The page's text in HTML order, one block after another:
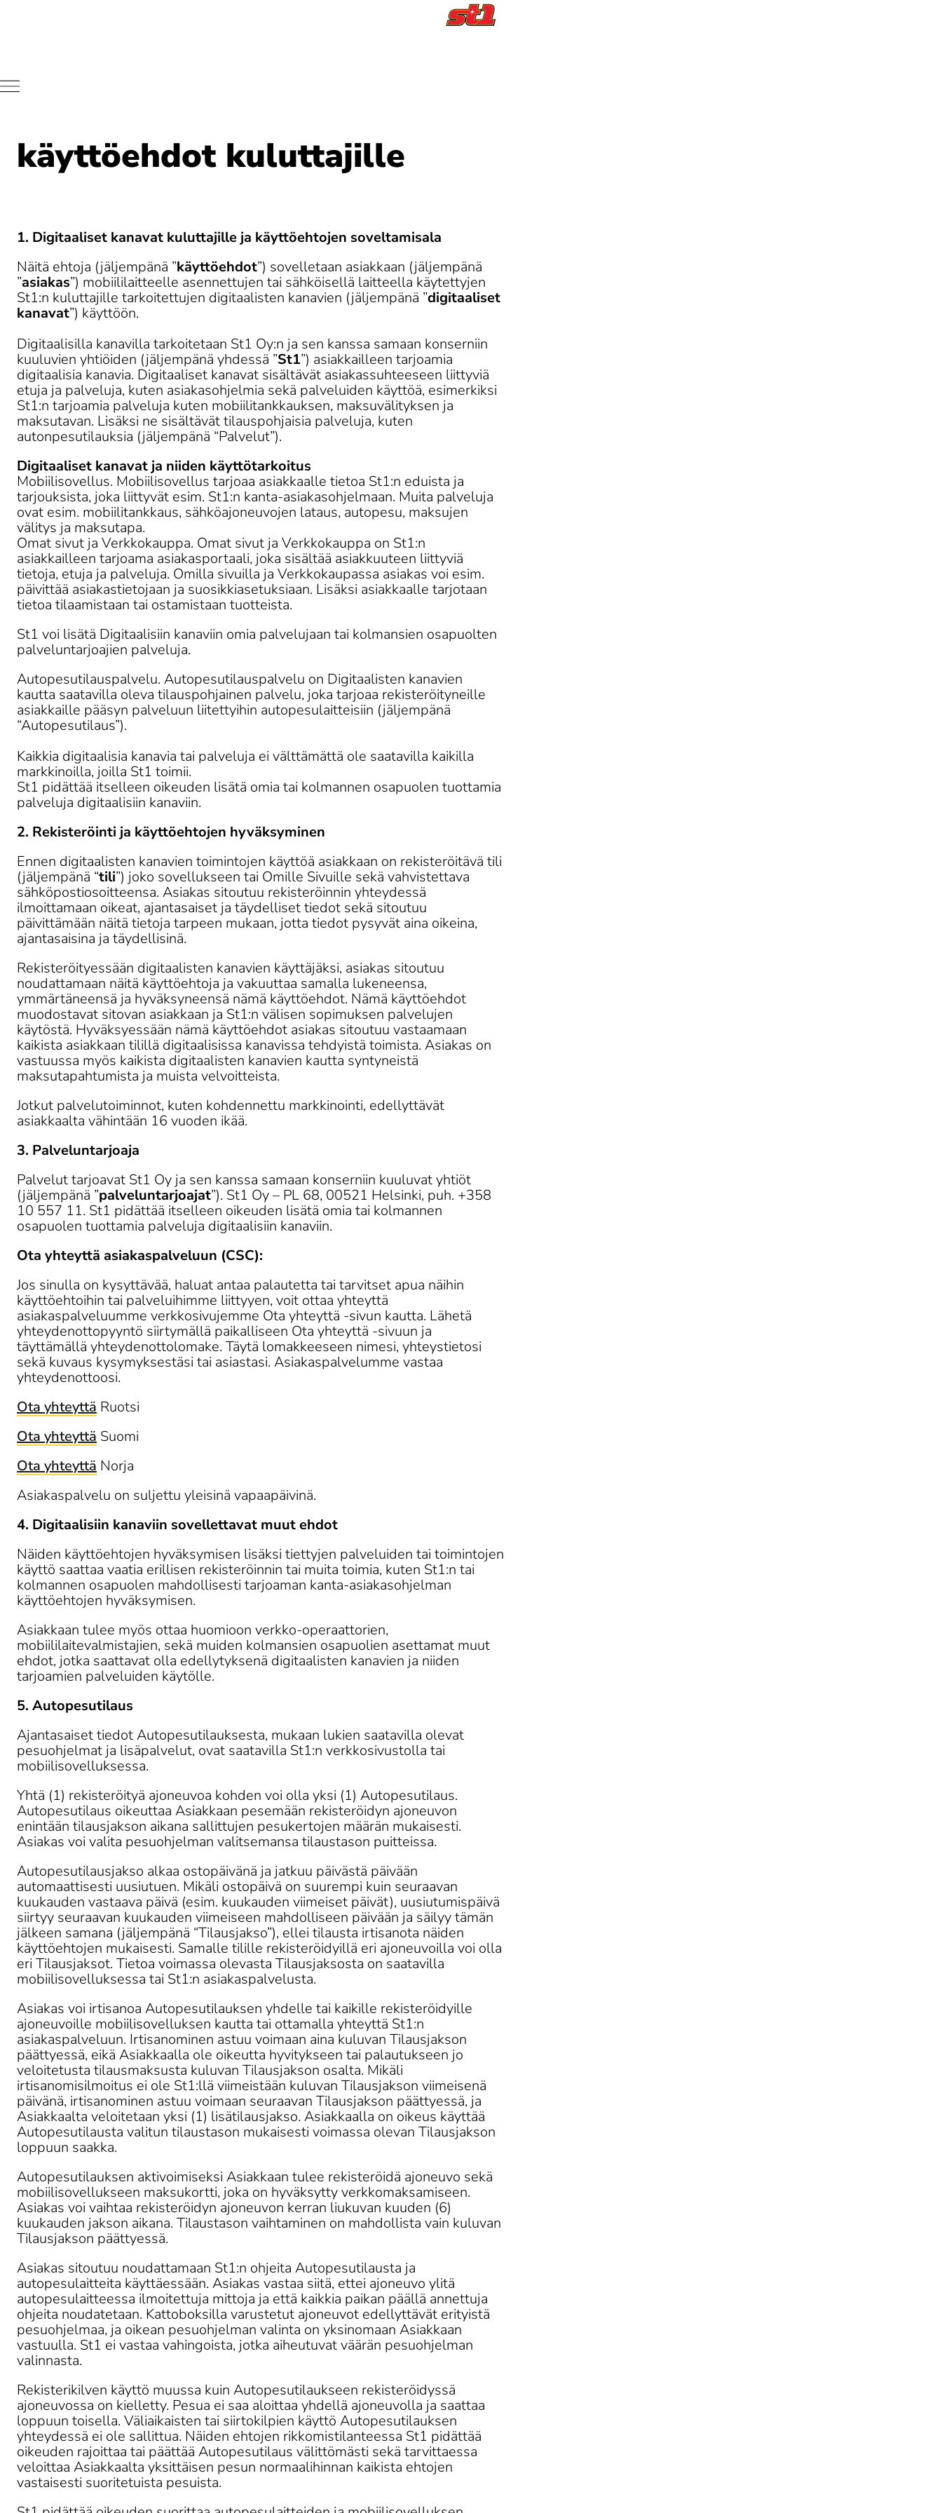
käyttöehdot kuluttajille
1. Digitaaliset kanavat kuluttajille ja käyttöehtojen soveltamisala
Näitä ehtoja (jäljempänä ”käyttöehdot”) sovelletaan asiakkaan (jäljempänä
”asiakas”) mobiililaitteelle asennettujen tai sähköisellä laitteella käytettyjen
St1:n kuluttajille tarkoitettujen digitaalisten kanavien (jäljempänä ”digitaaliset
kanavat”) käyttöön.
Digitaalisilla kanavilla tarkoitetaan St1 Oy:n ja sen kanssa samaan konserniin
kuuluvien yhtiöiden (jäljempänä yhdessä ”St1”) asiakkailleen tarjoamia
digitaalisia kanavia. Digitaaliset kanavat sisältävät asiakassuhteeseen liittyviä
etuja ja palveluja, kuten asiakasohjelmia sekä palveluiden käyttöä, esimerkiksi
St1:n tarjoamia palveluja kuten mobiilitankkauksen, maksuvälityksen ja
maksutavan. Lisäksi ne sisältävät tilauspohjaisia palveluja, kuten
autonpesutilauksia (jäljempänä “Palvelut”).
Digitaaliset kanavat ja niiden käyttötarkoitus
Mobiilisovellus. Mobiilisovellus tarjoaa asiakkaalle tietoa St1:n eduista ja
tarjouksista, joka liittyvät esim. St1:n kanta-asiakasohjelmaan. Muita palveluja
ovat esim. mobiilitankkaus, sähköajoneuvojen lataus, autopesu, maksujen
välitys ja maksutapa.
Omat sivut ja Verkkokauppa. Omat sivut ja Verkkokauppa on St1:n
asiakkailleen tarjoama asiakasportaali, joka sisältää asiakkuuteen liittyviä
tietoja, etuja ja palveluja. Omilla sivuilla ja Verkkokaupassa asiakas voi esim.
päivittää asiakastietojaan ja suosikkiasetuksiaan. Lisäksi asiakkaalle tarjotaan
tietoa tilaamistaan tai ostamistaan tuotteista.
St1 voi lisätä Digitaalisiin kanaviin omia palvelujaan tai kolmansien osapuolten
palveluntarjoajien palveluja.
Autopesutilauspalvelu. Autopesutilauspalvelu on Digitaalisten kanavien
kautta saatavilla oleva tilauspohjainen palvelu, joka tarjoaa rekisteröityneille
asiakkaille pääsyn palveluun liitettyihin autopesulaitteisiin (jäljempänä
“Autopesutilaus”).
Kaikkia digitaalisia kanavia tai palveluja ei välttämättä ole saatavilla kaikilla
markkinoilla, joilla St1 toimii.
St1 pidättää itselleen oikeuden lisätä omia tai kolmannen osapuolen tuottamia
palveluja digitaalisiin kanaviin.
2. Rekisteröinti ja käyttöehtojen hyväksyminen
Ennen digitaalisten kanavien toimintojen käyttöä asiakkaan on rekisteröitävä tili
(jäljempänä “tili”) joko sovellukseen tai Omille Sivuille sekä vahvistettava
sähköpostiosoitteensa. Asiakas sitoutuu rekisteröinnin yhteydessä
ilmoittamaan oikeat, ajantasaiset ja täydelliset tiedot sekä sitoutuu
päivittämään näitä tietoja tarpeen mukaan, jotta tiedot pysyvät aina oikeina,
ajantasaisina ja täydellisinä.
Rekisteröityessään digitaalisten kanavien käyttäjäksi, asiakas sitoutuu
noudattamaan näitä käyttöehtoja ja vakuuttaa samalla lukeneensa,
ymmärtäneensä ja hyväksyneensä nämä käyttöehdot. Nämä käyttöehdot
muodostavat sitovan asiakkaan ja St1:n välisen sopimuksen palvelujen
käytöstä. Hyväksyessään nämä käyttöehdot asiakas sitoutuu vastaamaan
kaikista asiakkaan tilillä digitaalisissa kanavissa tehdyistä toimista. Asiakas on
vastuussa myös kaikista digitaalisten kanavien kautta syntyneistä
maksutapahtumista ja muista velvoitteista.
Jotkut palvelutoiminnot, kuten kohdennettu markkinointi, edellyttävät
asiakkaalta vähintään 16 vuoden ikää.
3. Palveluntarjoaja
Palvelut tarjoavat St1 Oy ja sen kanssa samaan konserniin kuuluvat yhtiöt
(jäljempänä ”palveluntarjoajat”). St1 Oy – PL 68, 00521 Helsinki, puh. +358
10 557 11. St1 pidättää itselleen oikeuden lisätä omia tai kolmannen
osapuolen tuottamia palveluja digitaalisiin kanaviin.
Ota yhteyttä asiakaspalveluun (CSC):
Jos sinulla on kysyttävää, haluat antaa palautetta tai tarvitset apua näihin
käyttöehtoihin tai palveluihimme liittyyen, voit ottaa yhteyttä
asiakaspalveluumme verkkosivujemme Ota yhteyttä -sivun kautta. Lähetä
yhteydenottopyyntö siirtymällä paikalliseen Ota yhteyttä -sivuun ja
täyttämällä yhteydenottolomake. Täytä lomakkeeseen nimesi, yhteystietosi
sekä kuvaus kysymyksestäsi tai asiastasi. Asiakaspalvelumme vastaa
yhteydenottoosi.
Ota yhteyttä Ruotsi
Ota yhteyttä Suomi
Ota yhteyttä Norja
Asiakaspalvelu on suljettu yleisinä vapaapäivinä.
4. Digitaalisiin kanaviin sovellettavat muut ehdot
Näiden käyttöehtojen hyväksymisen lisäksi tiettyjen palveluiden tai toimintojen
käyttö saattaa vaatia erillisen rekisteröinnin tai muita toimia, kuten St1:n tai
kolmannen osapuolen mahdollisesti tarjoaman kanta-asiakasohjelman
käyttöehtojen hyväksymisen.
Asiakkaan tulee myös ottaa huomioon verkko-operaattorien,
mobiililaitevalmistajien, sekä muiden kolmansien osapuolien asettamat muut
ehdot, jotka saattavat olla edellytyksenä digitaalisten kanavien ja niiden
tarjoamien palveluiden käytölle.
5. Autopesutilaus
Ajantasaiset tiedot Autopesutilauksesta, mukaan lukien saatavilla olevat
pesuohjelmat ja lisäpalvelut, ovat saatavilla St1:n verkkosivustolla tai
mobiilisovelluksessa.
Yhtä (1) rekisteröityä ajoneuvoa kohden voi olla yksi (1) Autopesutilaus.
Autopesutilaus oikeuttaa Asiakkaan pesemään rekisteröidyn ajoneuvon
enintään tilausjakson aikana sallittujen pesukertojen määrän mukaisesti.
Asiakas voi valita pesuohjelman valitsemansa tilaustason puitteissa.
Autopesutilausjakso alkaa ostopäivänä ja jatkuu päivästä päivään
automaattisesti uusiutuen. Mikäli ostopäivä on suurempi kuin seuraavan
kuukauden vastaava päivä (esim. kuukauden viimeiset päivät), uusiutumispäivä
siirtyy seuraavan kuukauden viimeiseen mahdolliseen päivään ja säilyy tämän
jälkeen samana (jäljempänä “Tilausjakso”), ellei tilausta irtisanota näiden
käyttöehtojen mukaisesti. Samalle tilille rekisteröidyillä eri ajoneuvoilla voi olla
eri Tilausjaksot. Tietoa voimassa olevasta Tilausjaksosta on saatavilla
mobiilisovelluksessa tai St1:n asiakaspalvelusta.
Asiakas voi irtisanoa Autopesutilauksen yhdelle tai kaikille rekisteröidyille
ajoneuvoille mobiilisovelluksen kautta tai ottamalla yhteyttä St1:n
asiakaspalveluun. Irtisanominen astuu voimaan aina kuluvan Tilausjakson
päättyessä, eikä Asiakkaalla ole oikeutta hyvitykseen tai palautukseen jo
veloitetusta tilausmaksusta kuluvan Tilausjakson osalta. Mikäli
irtisanomisilmoitus ei ole St1:llä viimeistään kuluvan Tilausjakson viimeisenä
päivänä, irtisanominen astuu voimaan seuraavan Tilausjakson päättyessä, ja
Asiakkaalta veloitetaan yksi (1) lisätilausjakso. Asiakkaalla on oikeus käyttää
Autopesutilausta valitun tilaustason mukaisesti voimassa olevan Tilausjakson
loppuun saakka.
Autopesutilauksen aktivoimiseksi Asiakkaan tulee rekisteröidä ajoneuvo sekä
mobiilisovellukseen maksukortti, joka on hyväksytty verkkomaksamiseen.
Asiakas voi vaihtaa rekisteröidyn ajoneuvon kerran liukuvan kuuden (6)
kuukauden jakson aikana. Tilaustason vaihtaminen on mahdollista vain kuluvan
Tilausjakson päättyessä.
Asiakas sitoutuu noudattamaan St1:n ohjeita Autopesutilausta ja
autopesulaitteita käyttäessään. Asiakas vastaa siitä, ettei ajoneuvo ylitä
autopesulaitteessa ilmoitettuja mittoja ja että kaikkia paikan päällä annettuja
ohjeita noudatetaan. Kattoboksilla varustetut ajoneuvot edellyttävät erityistä
pesuohjelmaa, ja oikean pesuohjelman valinta on yksinomaan Asiakkaan
vastuulla. St1 ei vastaa vahingoista, jotka aiheutuvat väärän pesuohjelman
valinnasta.
Rekisterikilven käyttö muussa kuin Autopesutilaukseen rekisteröidyssä
ajoneuvossa on kielletty. Pesua ei saa aloittaa yhdellä ajoneuvolla ja saattaa
loppuun toisella. Väliaikaisten tai siirtokilpien käyttö Autopesutilauksen
yhteydessä ei ole sallittua. Näiden ehtojen rikkomistilanteessa St1 pidättää
oikeuden rajoittaa tai päättää Autopesutilaus välittömästi sekä tarvittaessa
veloittaa Asiakkaalta yksittäisen pesun normaalihinnan kaikista ehtojen
vastaisesti suoritetuista pesuista.